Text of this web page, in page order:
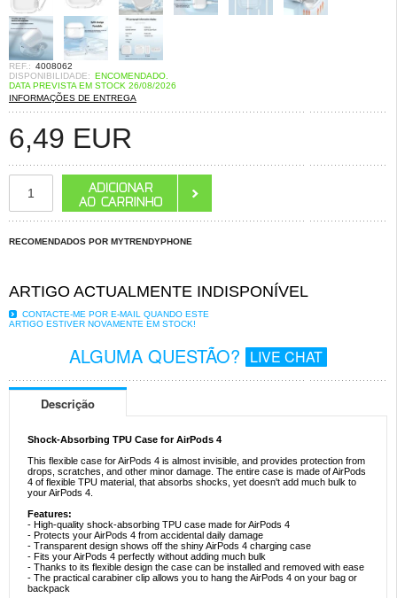
REF.: 4008062
DISPONIBILIDADE: ENCOMENDADO.
DATA PREVISTA EM STOCK 26/08/2026
INFORMAÇÕES DE ENTREGA
6,49 EUR
RECOMENDADOS POR MYTRENDYPHONE
ARTIGO ACTUALMENTE INDISPONÍVEL
CONTACTE-ME POR E-MAIL QUANDO ESTE
ARTIGO ESTIVER NOVAMENTE EM STOCK!
ALGUMA QUESTÃO? LIVE CHAT
Descrição
Shock-Absorbing TPU Case for AirPods 4
This flexible case for AirPods 4 is almost invisible, and provides protection from
drops, scratches, and other minor damage. The entire case is made of AirPods
4 of flexible TPU material, that absorbs shocks, yet doesn't add much bulk to
your AirPods 4.
Features:
- High-quality shock-absorbing TPU case made for AirPods 4
- Protects your AirPods 4 from accidental daily damage
- Transparent design shows off the shiny AirPods 4 charging case
- Fits your AirPods 4 perfectly without adding much bulk
- Thanks to its flexible design the case can be installed and removed with ease
- The practical carabiner clip allows you to hang the AirPods 4 on your bag or
backpack